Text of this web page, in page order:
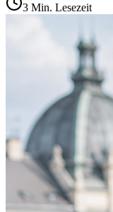
3 Min. Lesezeit